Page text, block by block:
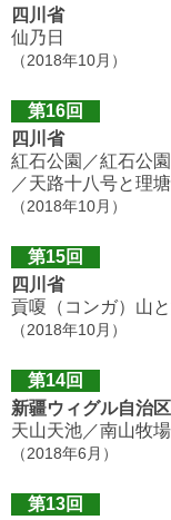
四川省
仙乃日
（2018年10月）
第16回
四川省
紅石公園／紅石公
／天路十八号と理
（2018年10月）
第15回
四川省
貢嗄（コンガ）山
（2018年10月）
第14回
新疆ウィグル自治区
天山天池／南山牧
（2018年6月）
第13回